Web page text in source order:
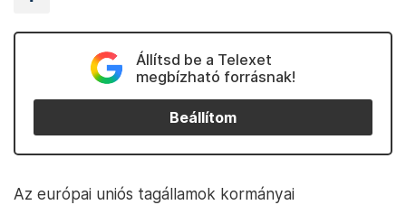
Állítsd be a Telexet
megbízható forrásnak!
Beállítom
Az európai uniós tagállamok kormányai